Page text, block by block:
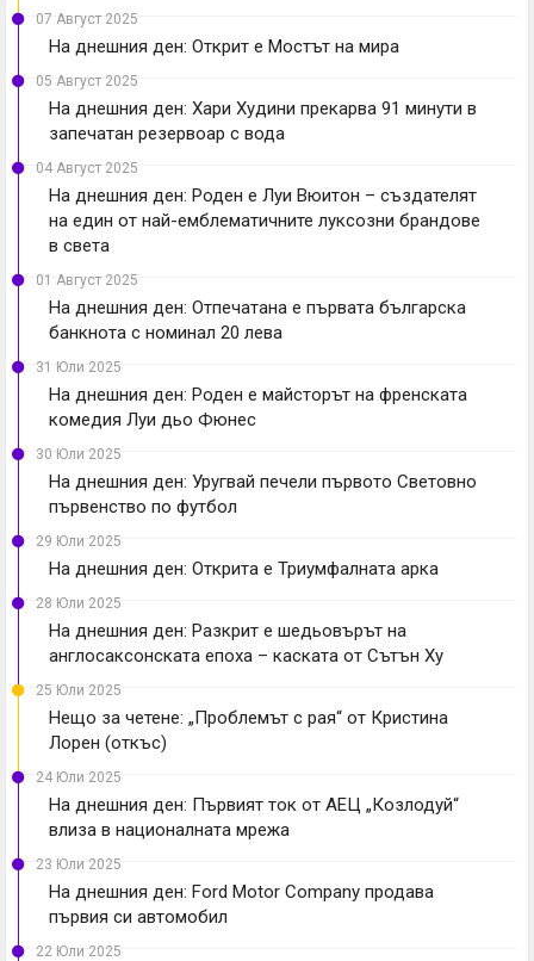
07 Август 2025
На днешния ден: Открит е Мостът на мира
05 Август 2025
На днешния ден: Хари Худини прекарва 91 минути в
запечатан резервоар с вода
04 Август 2025
На днешния ден: Роден е Луи Вюитон – създателят
на един от най-емблематичните луксозни брандове
в света
01 Август 2025
На днешния ден: Отпечатана е първата българска
банкнота с номинал 20 лева
31 Юли 2025
На днешния ден: Роден е майсторът на френската
комедия Луи дьо Фюнес
30 Юли 2025
На днешния ден: Уругвай печели първото Световно
първенство по футбол
29 Юли 2025
На днешния ден: Открита е Триумфалната арка
28 Юли 2025
На днешния ден: Разкрит е шедьовърът на
англосаксонската епоха – каската от Сътън Ху
25 Юли 2025
Нещо за четене: „Проблемът с рая“ от Кристина
Лорен (откъс)
24 Юли 2025
На днешния ден: Първият ток от АЕЦ „Козлодуй“
влиза в националната мрежа
23 Юли 2025
На днешния ден: Ford Motor Company продава
първия си автомобил
22 Юли 2025